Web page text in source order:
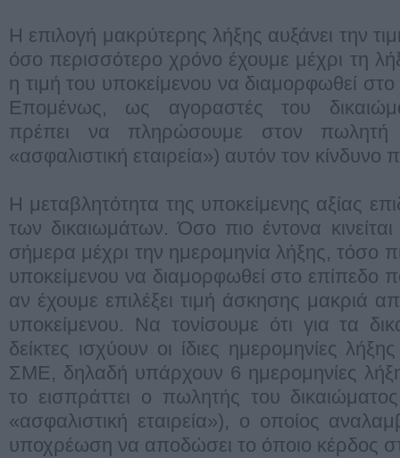
Η επιλογή μακρύτερης λήξης αυξάνει την
όσο περισσότερο χρόνο έχουμε μέχρι τη
η τιμή του υποκείμενου να διαμορφωθεί
Επομένως, ως αγοραστές του
πρέπει να πληρώσουμε στον πωλητή
«ασφαλιστική εταιρεία») αυτόν τον κίνδυνο
Η μεταβλητότητα της υποκείμενης αξίας
των δικαιωμάτων. Όσο πιο έντονα
σήμερα μέχρι την ημερομηνία λήξης, τόσο
υποκείμενου να διαμορφωθεί στο επίπεδο
αν έχουμε επιλέξει τιμή άσκησης μακριά
υποκείμενου. Να τονίσουμε ότι για τα
δείκτες ισχύουν οι ίδιες ημερομηνίες
ΣΜΕ, δηλαδή υπάρχουν 6 ημερομηνίες
το εισπράττει ο πωλητής του
«ασφαλιστική εταιρεία»), ο οποίος
υποχρέωση να αποδώσει το όποιο κέρδος